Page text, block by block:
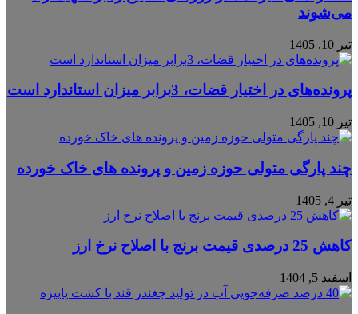
می‌شوند
تیر 10, 1405
پرونده‌های در اختیار قضات، 3برابر میزان استاندارد است
تیر 10, 1405
چند پارگی متولی حوزه زمین و پرونده های خاک خورده
تیر 4, 1405
کاهش 25 درصدی قیمت برنج با اصلاح نرخ ارز
اسفند 5, 1404